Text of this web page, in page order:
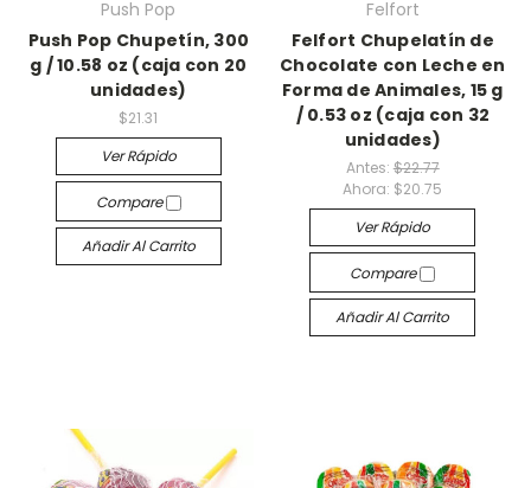
Push Pop
Push Pop Chupetín, 300
g / 10.58 oz (caja con 20
unidades)
$21.31
Ver Rápido
Compare
Añadir Al Carrito
Felfort
Felfort Chupelatín de
Chocolate con Leche en
Forma de Animales, 15 g
/ 0.53 oz (caja con 32
unidades)
Antes: $22.77
Ahora: $20.75
Ver Rápido
Compare
Añadir Al Carrito